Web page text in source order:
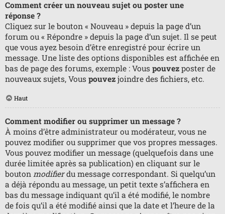
Comment créer un nouveau sujet ou poster une
réponse ?
Cliquez sur le bouton « Nouveau » depuis la page d’un
forum ou « Répondre » depuis la page d’un sujet. Il se peut
que vous ayez besoin d’être enregistré pour écrire un
message. Une liste des options disponibles est affichée en
bas de page des forums, exemple : Vous pouvez poster de
nouveaux sujets, Vous pouvez joindre des fichiers, etc.
Haut
Comment modifier ou supprimer un message ?
À moins d’être administrateur ou modérateur, vous ne
pouvez modifier ou supprimer que vos propres messages.
Vous pouvez modifier un message (quelquefois dans une
durée limitée après sa publication) en cliquant sur le
bouton modifierdu message correspondant. Si quelqu’un
a déjà répondu au message, un petit texte s’affichera en
bas du message indiquant qu’il a été modifié, le nombre
de fois qu’il a été modifié ainsi que la date et l’heure de la